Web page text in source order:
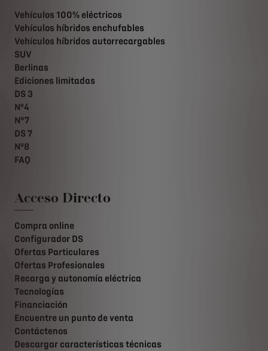
Vehículos 100% eléctricos
Vehículos híbridos enchufables
Vehículos híbridos autorrecargables
SUV
Berlinas
Ediciones limitadas
DS 3
Nº4
N°7
DS 7
Nº8
FAQ
Acceso Directo
Compra online
Configurador DS
Ofertas Particulares
Ofertas Profesionales
Recarga y autonomía eléctrica
Tecnologías
Financiación
Encuentre un punto de venta
Contáctenos
Descargar características técnicas